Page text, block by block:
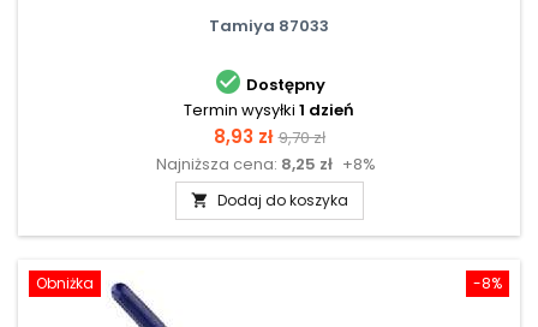
Tamiya 87033
 Dostępny
Termin wysyłki 1 dzień
Cena
8,93 zł Cena
podstawowa
9,70 zł
Najniższa cena: 8,25 zł +8%
 Dodaj do koszyka
-8%
Obniżka